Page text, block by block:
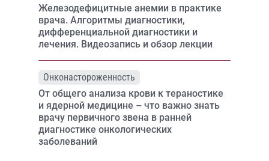
Железодефицитные анемии в практике
врача. Алгоритмы диагностики,
дифференциальной диагностики и
лечения. Видеозапись и обзор лекции
Онконастороженность
От общего анализа крови к тераностике
и ядерной медицине – что важно знать
врачу первичного звена в ранней
диагностике онкологических
заболеваний